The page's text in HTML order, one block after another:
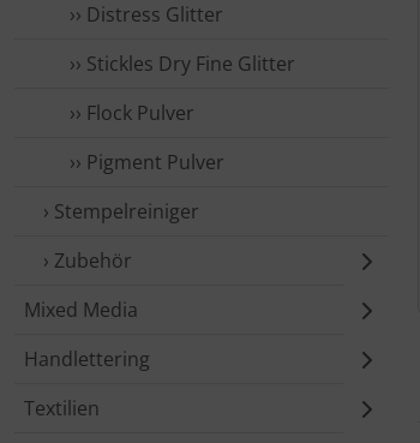
›› Distress Glitter
›› Stickles Dry Fine Glitter
›› Flock Pulver
›› Pigment Pulver
› Stempelreiniger
› Zubehör
Mixed Media
Handlettering
Textilien